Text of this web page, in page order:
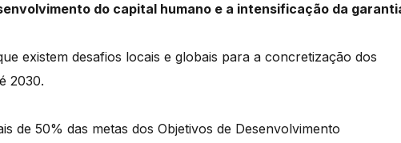
do capital humano e a intensificação da
existem desafios locais e globais para a concretização dos
2030.
de 50% das metas dos Objetivos de Desenvolvimento